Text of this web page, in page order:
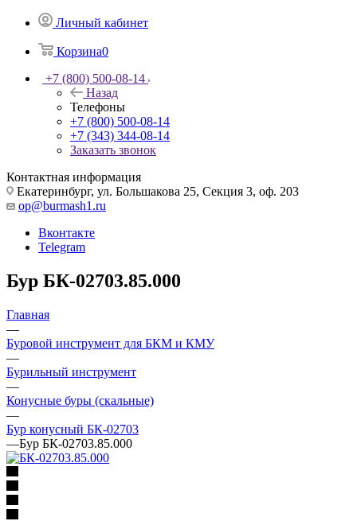
Личный кабинет
Корзина0
+7 (800) 500-08-14
Назад
Телефоны
+7 (800) 500-08-14
+7 (343) 344-08-14
Заказать звонок
Контактная информация
Екатеринбург, ул. Большакова 25, Секция 3, оф. 203
op@burmash1.ru
Вконтакте
Telegram
Бур БК-02703.85.000
Главная
—
Буровой инструмент для БКМ и КМУ
—
Бурильный инструмент
—
Конусные буры (скальные)
—
Бур конусный БК-02703
—Бур БК-02703.85.000